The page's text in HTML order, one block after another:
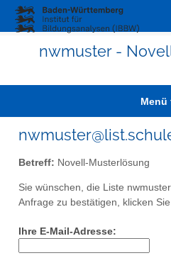
nwmuster -
Betreff: Novell-Musterlösung
Sie wünschen, die Liste
Anfrage zu bestätigen, klicken
Ihre E-Mail-Adresse: